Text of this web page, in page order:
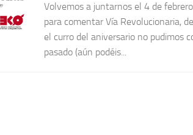
Volvemos a juntarnos el 4 de
para comentar Vía Revolucionaria,
el curro del aniversario no pudimos
pasado (aún podéis...